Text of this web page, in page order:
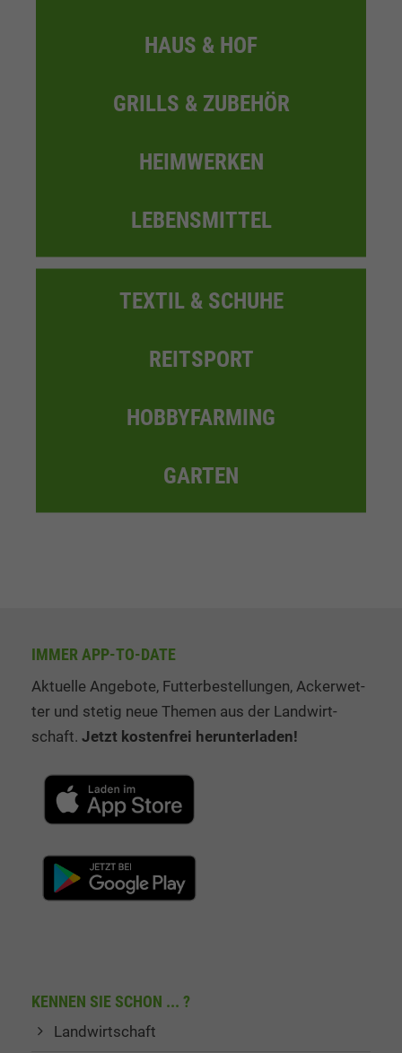
HAUS & HOF
GRILLS & ZUBEHÖR
HEIMWERKEN
LEBENSMITTEL
TEXTIL & SCHUHE
REITSPORT
HOBBYFARMING
GARTEN
IMMER APP-TO-DATE
Aktuelle Angebote, Fut­ter­be­stel­lung­en, Ack­er­wet­
ter und stetig neue The­men aus der Land­wirt­
schaft. Jetzt kos­ten­frei her­un­ter­la­den!
KENNEN SIE SCHON ... ?
Landwirtschaft